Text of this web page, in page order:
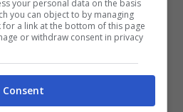
storia, quando era
filmato, che si può
è mostrato come un
e peso
your personal data on the basis
you can object to by managing
a link at the bottom of this page
or withdraw consent in privacy
Consent